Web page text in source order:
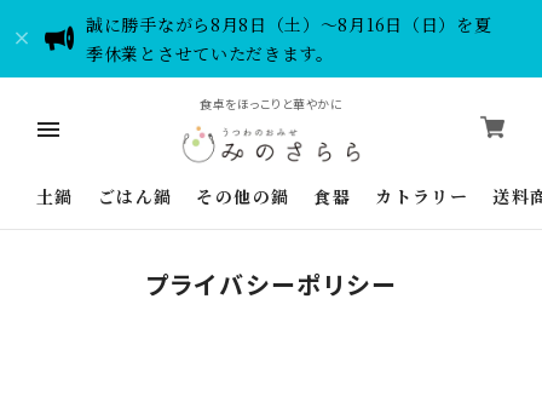
誠に勝手ながら8月8日（土）～8月16日（日）を夏
季休業とさせていただきます。
食卓をほっこりと華やかに
土鍋 ごはん鍋 その他の鍋 食器 カトラリー 送料
プライバシーポリシー